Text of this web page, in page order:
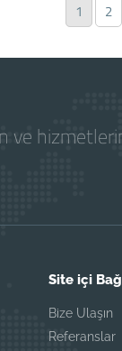
1 2
ve
Site içi
Bize Ulaşın
Referanslar